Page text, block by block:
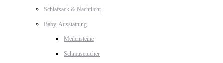
Schlafsack & Nachtlicht
Baby-Ausstattung
Meilensteine
Schmusetücher